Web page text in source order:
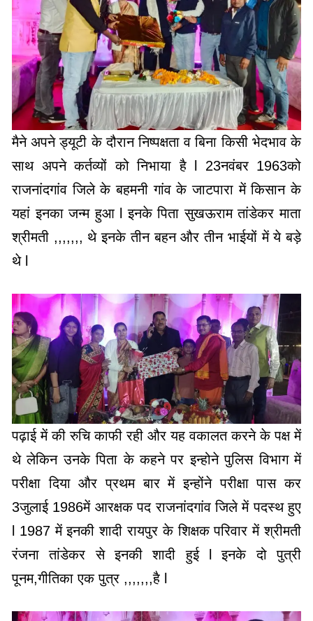
मैने अपने ड्यूटी के दौरान निष्पक्षता व बिना किसी भेदभाव के
साथ अपने कर्तव्यों को निभाया है l 23नवंबर 1963को
राजनांदगांव जिले के बहमनी गांव के जाटपारा में किसान के
यहां इनका जन्म हुआ l इनके पिता सुखऊराम तांडेकर माता
श्रीमती ,,,,,,, थे इनके तीन बहन और तीन भाईयों में ये बड़े
थे l
पढ़ाई में की रुचि काफी रही और यह वकालत करने के पक्ष में
थे लेकिन उनके पिता के कहने पर इन्होने पुलिस विभाग में
परीक्षा दिया और प्रथम बार में इन्होंने परीक्षा पास कर
3जुलाई 1986में आरक्षक पद राजनांदगांव जिले में पदस्थ हुए
l 1987 में इनकी शादी रायपुर के शिक्षक परिवार में श्रीमती
रंजना तांडेकर से इनकी शादी हुई l इनके दो पुत्री
पूनम,गीतिका एक पुत्र ,,,,,,,है l